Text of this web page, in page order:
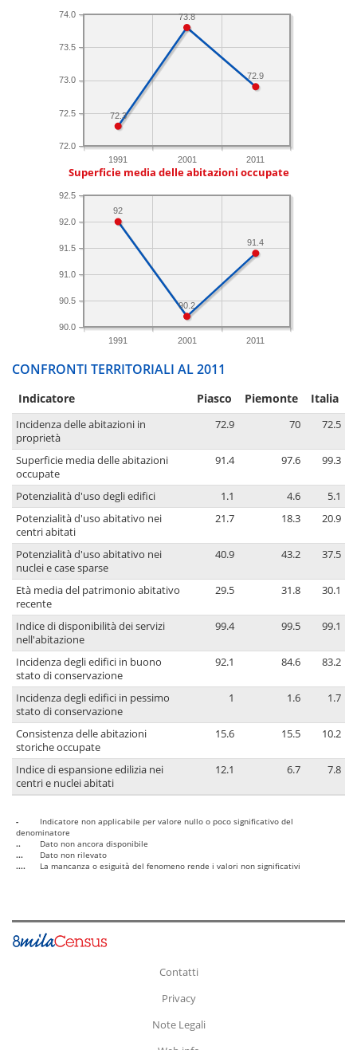
1991 2001 2011
72.0
72.5
73.0
73.5
74.0
72.9
73.8
72.3
Superficie media delle abitazioni occupate
1991 2001 2011
90.0
90.5
91.0
91.5
92.0
92.5
91.4
90.2
92
CONFRONTI TERRITORIALI AL 2011
Indicatore Piasco Piemonte Italia
Incidenza delle abitazioni in
proprietà
72.9 70 72.5
Superficie media delle abitazioni
occupate
91.4 97.6 99.3
Potenzialità d'uso degli edifici 1.1 4.6
5.1
Potenzialità d'uso abitativo nei
centri abitati
21.7 18.3 20.9
Potenzialità d'uso abitativo nei
nuclei e case sparse
40.9 43.2 37.5
Età media del patrimonio abitativo
recente
29.5 31.8 30.1
Indice di disponibilità dei servizi
nell'abitazione
99.4 99.5 99.1
Incidenza degli edifici in buono
stato di conservazione
92.1 84.6 83.2
Incidenza degli edifici in pessimo
stato di conservazione
1 1.6 1.7
Consistenza delle abitazioni
storiche occupate
15.6 15.5 10.2
Indice di espansione edilizia nei
centri e nuclei abitati
12.1 6.7 7.8
-
Indicatore non applicabile per valore nullo o poco significativo del
denominatore
..
Dato non ancora disponibile
...
Dato non rilevato
....
La mancanza o esiguità del fenomeno rende i valori non significativi
Contatti
Privacy
Note Legali